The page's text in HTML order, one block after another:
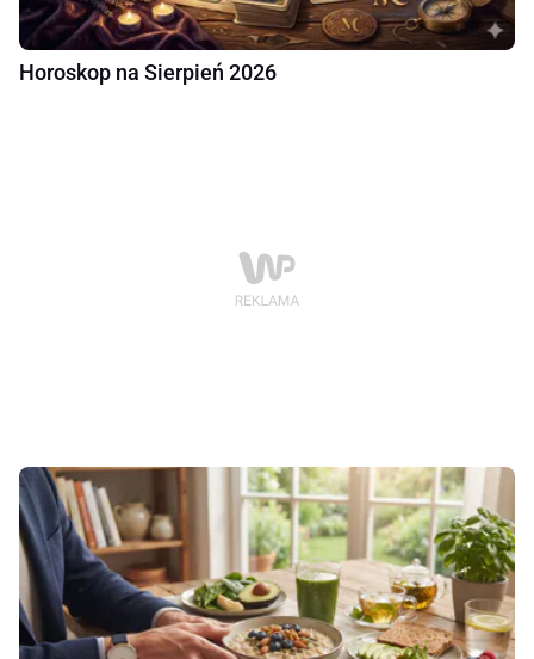
Horoskop na Sierpień 2026